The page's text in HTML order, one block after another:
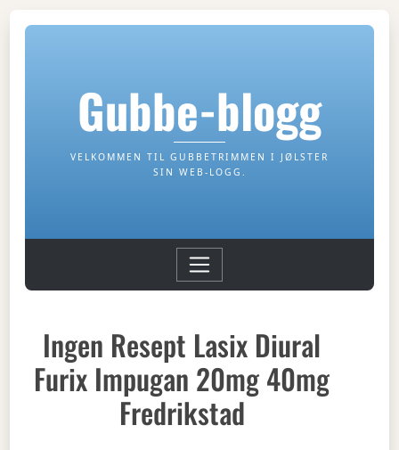
Gubbe-blogg
VELKOMMEN TIL GUBBETRIMMEN I JØLSTER
SIN WEB-LOGG.
Ingen Resept Lasix Diural
Furix Impugan 20mg 40mg
Fredrikstad